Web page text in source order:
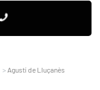
Agustí de Lluçanès